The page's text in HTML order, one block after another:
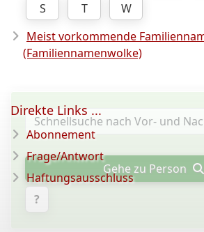
S
T
W
Meist vorkommende
(Familiennamenwolke)
Gehe zu Person
?
Direkte Links ...
Abonnement
Frage/Antwort
Haftungsausschluss